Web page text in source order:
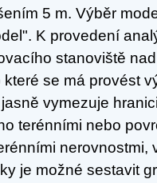
5 m. Výběr
K provedení
stanoviště
se má provést
vymezuje
terénními nebo
nerovnostmi,
je možné sestavit